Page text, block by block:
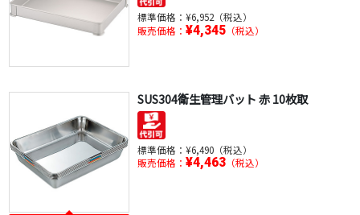
標準価格： ¥6,952（税込）
販売価格： ¥4,345（税込）
SUS304衛生管理バット 赤 10枚取
標準価格： ¥6,490（税込）
販売価格： ¥4,463（税込）